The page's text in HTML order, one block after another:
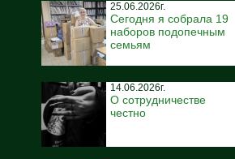
25.06.2026г.
Сегодня я собрала 19
наборов подопечным
семьям
14.06.2026г.
О сотрудничестве
честно